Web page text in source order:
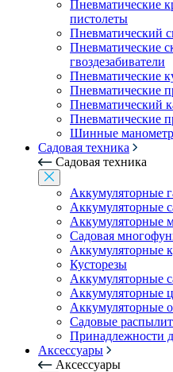
Пневматические
пистолеты
Пневматический
Пневматические
гвоздезабиватели
Пневматические
Пневматические
Пневматический
Пневматические
Шинные
Садовая техника
Садовая техника
Аккумуляторные
Аккумуляторные
Аккумуляторные
Садовая
Аккумуляторные
Кусторезы
Аккумуляторные
Аккумуляторные
Аккумуляторные
Садовые
Принадлежности
Аксессуары
Аксессуары